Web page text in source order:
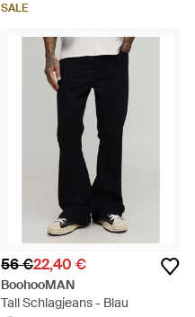
SALE
56 €22,40 €
BoohooMAN
Tall Schlagjeans - Blau